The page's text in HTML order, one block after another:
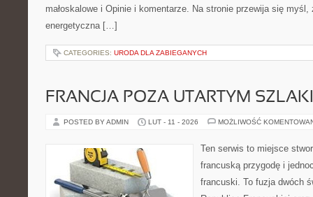
małoskalowe i Opinie i komentarze. Na stronie przewija się myśl,
energetyczna […]
CATEGORIES: URODA DLA ZABIEGANYCH
FRANCJA POZA UTARTYM
POSTED BY ADMIN LUT - 11 - 2026 MOŻLIWOŚĆ
Ten serwis to miejsce
francuską przygodę i
francuski. To fuzja dwóch